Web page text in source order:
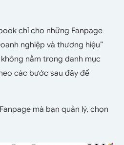
chỉ cho những Fanpage
nghiệp và thương hiệu”
nằm trong danh mục
các bước sau đây để
mà bạn quản lý, chọn